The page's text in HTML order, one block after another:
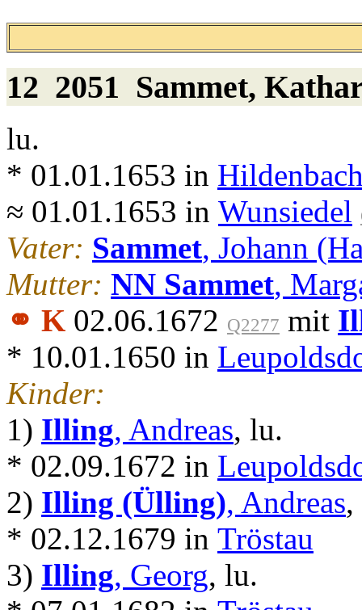
12 2051 Sammet,
lu.
* 01.01.1653 in
≈ 01.01.1653 in Wunsiedel
Vater: Sammet, Johann
Mutter: NN Sammet,
⚭ K 02.06.1672 Q2277 mit
* 10.01.1650 in
Kinder:
1) Illing, Andreas, lu.
* 02.09.1672 in
2) Illing (Ülling), Andreas
* 02.12.1679 in Tröstau
3) Illing, Georg, lu.